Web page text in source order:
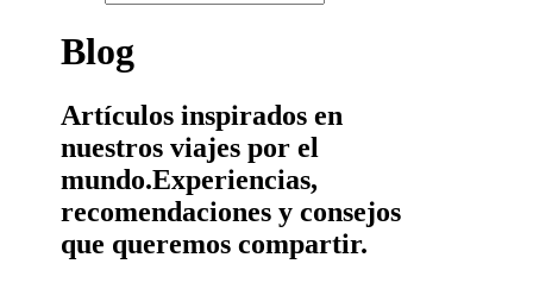
Blog
Artículos inspirados en
nuestros viajes por el
mundo.Experiencias,
recomendaciones y consejos
que queremos compartir.